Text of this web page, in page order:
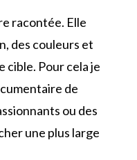
racontée. Elle
des couleurs et
cible. Pour cela je
de
ou des
une plus large